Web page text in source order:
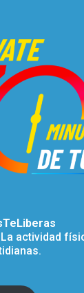
La actividad